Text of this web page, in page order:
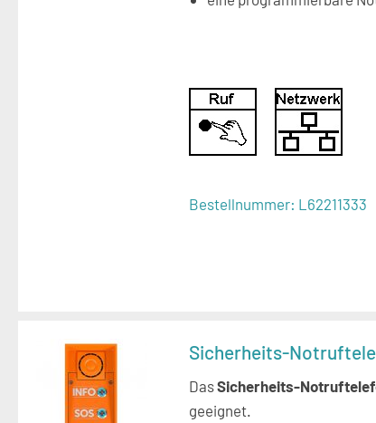
Bestellnummer: L62211333
Sicherheits-
DasSicherheits-
geeignet.